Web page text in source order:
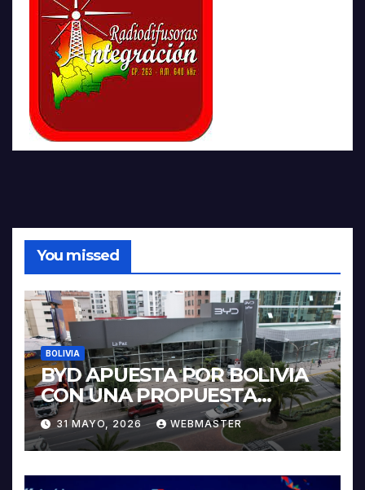
You missed
BOLIVIA
BYD APUESTA POR BOLIVIA
CON UNA PROPUESTA
INTEGRAL PARA IMPULSAR
LA ELECTROMOVILIDAD Y LA
INDUSTRIALIZACIÓN DEL
LITIO
31 MAYO, 2026 WEBMASTER